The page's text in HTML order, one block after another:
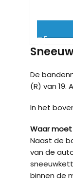
De
(R) van 19.
In het
Waar
Naast de
van de
binnen de